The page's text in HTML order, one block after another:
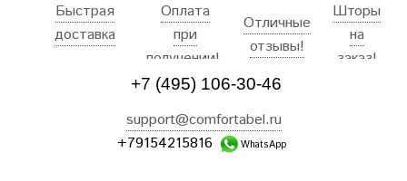
Быстрая
доставка
Оплата
при
получении!
Отличные
отзывы!
Шторы
на
заказ!
+7 (495) 106-30-46
support@comfortabel.ru
+79154215816
WhatsApp